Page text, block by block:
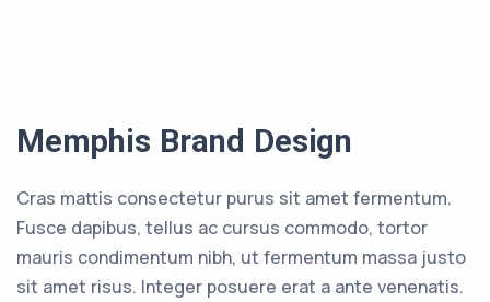
Memphis Brand Design
Cras mattis consectetur purus sit amet fermentum.
Fusce dapibus, tellus ac cursus commodo, tortor
mauris condimentum nibh, ut fermentum massa justo
sit amet risus. Integer posuere erat a ante venenatis.